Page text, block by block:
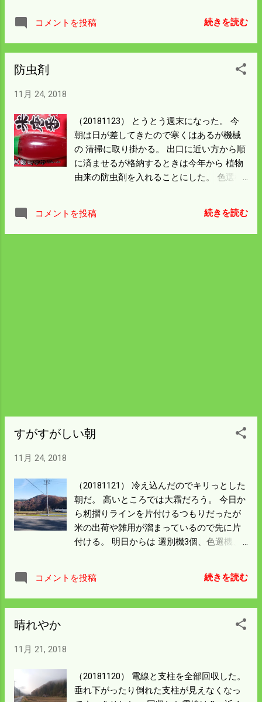
落ち目になって出てきた話に乗るわけでは
ないが 何十億の報酬をもらう人にしてはあ
にしていては僕の仕事が済まない。 今日も
コメントを投稿 続きを読む
防虫剤
11月 24, 2018
（20181123） とうとう週末になった。 今
朝は日が差してきたので寒くはあるが機械
の 清掃に取り掛かる。 出口に近い方から順
に済ませるが格納するときは今年から 植物
由来の防虫剤を入れることにした。 色選機
つかないので 来シーズンは簡単な掃除でス
タートできるだろう。 ブラックフライデー
コメントを投稿 続きを読む
すがすがしい朝
11月 24, 2018
（20181121） 冷え込んだのでキリっとした
朝だ。 高いところでは大霜だろう。 今日か
ら籾摺りラインを片付けるつもりだったが
米の出荷や雑用が溜まっているので先に片
付ける。 明日からは 選別機3個、色選機、
付けば周辺の埃を吹き飛ばして 冬ごもりの
支度をする。 今年は冬の間鳥が来てフン害
だ。 これが済めばコンバイン整備の大仕事
をすつもりだ。
コメントを投稿 続きを読む
晴れやか
11月 21, 2018
（20181120） 電線と支柱を全部回収した。
垂れ下がったり倒れた支柱が見えなくなっ